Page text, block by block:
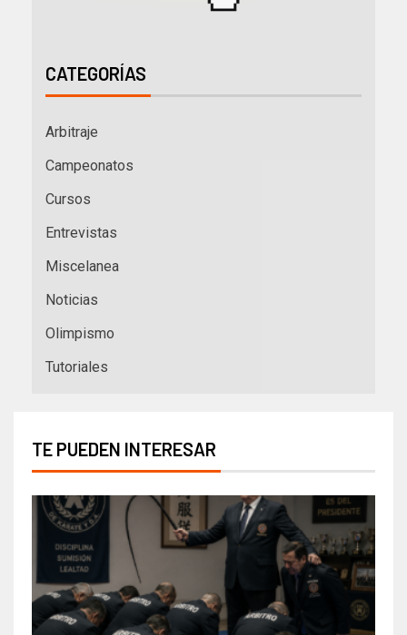
CATEGORÍAS
Arbitraje
Campeonatos
Cursos
Entrevistas
Miscelanea
Noticias
Olimpismo
Tutoriales
TE PUEDEN INTERESAR